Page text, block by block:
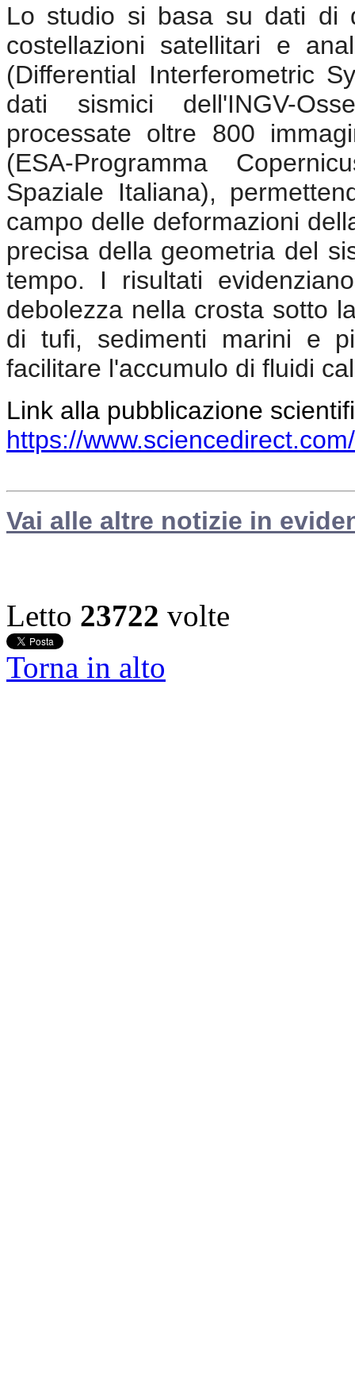
Lo studio si basa su dati di
costellazioni satellitari e
(Differential Interferometric
dati sismici dell'INGV-
processate oltre 800
(ESA-Programma
Spaziale Italiana),
campo delle deformazioni
precisa della geometria del
tempo. I risultati
debolezza nella crosta sotto
di tufi, sedimenti marini e
facilitare l'accumulo di fluidi
Link alla pubblicazione
https://
Vai alle altre notizie in
Letto 23722 volte
Torna in alto